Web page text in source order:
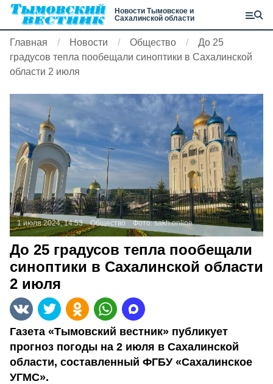
Новости Тымовское и
Сахалинской области
Главная Новости Общество
До 25
градусов тепла пообещали синоптики в Сахалинской
области 2 июля
1 июля 2024, 14:53 Общество Фото:sakh.online
До 25 градусов тепла пообещали
синоптики в Сахалинской области
2 июля
Газета «Тымовский вестник» публикует
прогноз погоды на 2 июля в Сахалинской
области, составленный ФГБУ «Сахалинское
УГМС».